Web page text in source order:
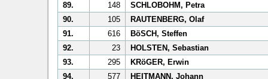
89.
148
SCHLOBOHM, Petra
90.
105
RAUTENBERG, Olaf
91.
616
BöSCH, Steffen
92.
23
HOLSTEN, Sebastian
93.
295
KRöGER, Erwin
94.
577 HEITMANN, Johann